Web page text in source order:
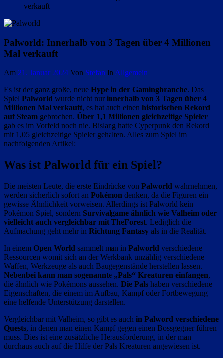
verkauft
Palworld: Innerhalb von 3 Tagen über 4 Millionen
Mal verkauft
Am 21. Januar 2024 Von Stefan In Allgemein
Es ist der ganz große, neue Hype in der Gamingbranche. Das
Spiel Palworld wurde nicht nur innerhalb von 3 Tagen über 4
Millionen Mal verkauft, es hat auch einen historischen Rekord
auf Steam gebrochen. Über 1,1 Millionen gleichzeitige Spieler
gab es im Vorfeld noch nie. Bislang hatte Cyperpunk den Rekord
mit 1,05 gleichzeitige Spieler gehalten. Alles zum Spiel im
nachfolgenden Artikel:
Was ist Palworld für ein Spiel?
Die meisten Leute, die erste Eindrücke von Palworld wahrnehmen,
werden sicherlich sofort an Pokémon denken, da die Figuren ein
gewisse Ähnlichkeit vorweisen. Allerdings ist Palworld kein
Pokémon Spiel, sondern Survivalgame ähnlich wie Valheim oder
vielleicht auch vergleichbar mit TheForest. Lediglich die
Aufmachung geht mehr in Richtung Fantasy als in die Realität.
In einem Open World sammelt man in Palworld verschiedene
Ressourcen womit sich an der Werkbank unzählig verschiedene
Waffen, Werkzeuge als auch Baugegenstände herstellen lassen.
Nebenbei kann man sogenannte „Pals“ Kreaturen einfangen,
die ähnlich wie Pokémons aussehen. Die Pals haben verschiedene
Eigenschaften, die einem im Aufbau, Kampf oder Fortbewegung
eine helfende Unterstützung darstellen.
Vergleichbar mit Valheim, so gibt es auch in Palword verschiedene
Quests, in denen man einen Kampf gegen einen Bossgegner führen
muss. Dies ist eine zusätzliche Herausforderung, in der man
durchaus auch auf die Hilfe der Pals Kreaturen angewiesen ist.